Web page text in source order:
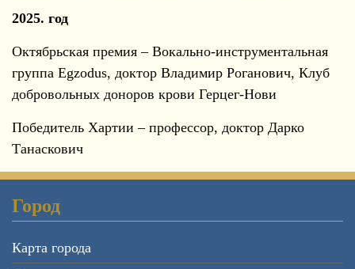
2025. год
Октябрьская премия – Вокально-инструментальная
группа Egzodus, доктор Владимир Роганович, Клуб
добровольных доноров крови Герцег-Нови
Победитель Хартии – профессор, доктор Дарко
Танаскович
Город
Карта города